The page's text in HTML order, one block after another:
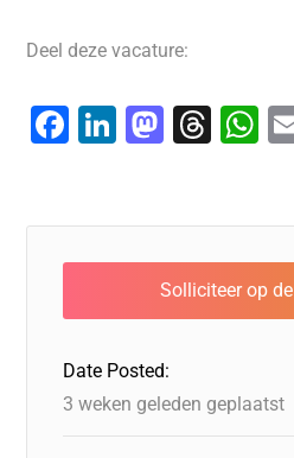
Deel deze vacature:
F
e
b
o
o
k
Li
e
dI
n
M
o
d
o
T
a
d
s
W
s
A
p
Date Posted:
3 weken geleden geplaatst